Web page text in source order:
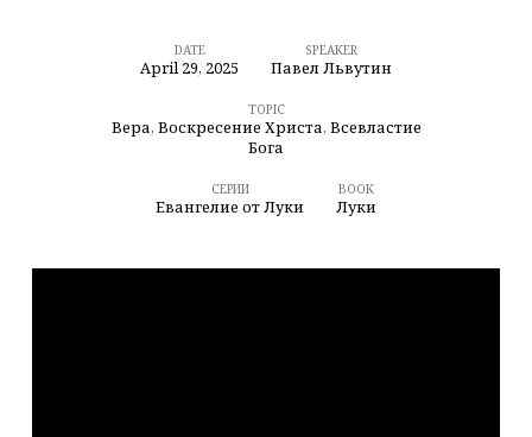
Христос
DATE
April 29, 2025
SPEAKER
Павел Львутин
TOPIC
Вера, Воскресение Христа, Всевластие
Бога
СЕРИИ
Евангелие от Луки
BOOK
Луки